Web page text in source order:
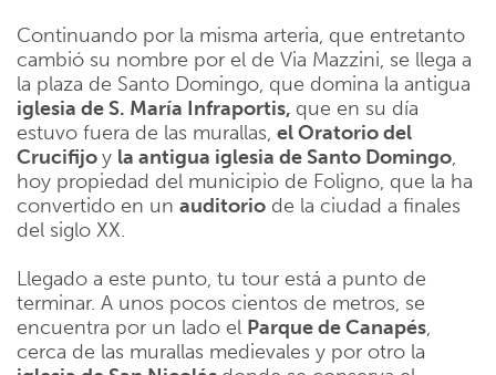
Continuando por la misma arteria, que entretanto
cambió su nombre por el de Via Mazzini, se llega a
la plaza de Santo Domingo, que domina la antigua
iglesia de S. María Infraportis, que en su día
estuvo fuera de las murallas, el Oratorio del
Crucifijoy la antigua iglesia de Santo Domingo,
hoy propiedad del municipio de Foligno, que la ha
convertido en un auditorio de la ciudad a finales
del siglo XX.
Llegado a este punto, tu tour está a punto de
terminar. A unos pocos cientos de metros, se
encuentra por un lado el Parque de Canapés,
cerca de las murallas medievales y por otro la